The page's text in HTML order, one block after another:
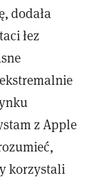
dodała
łez
z Apple
korzystali